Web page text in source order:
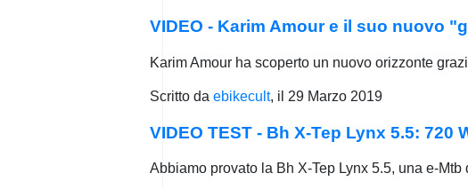
VIDEO - Karim Amour e il suo nuovo
Karim Amour ha scoperto un nuovo orizzonte
Scritto da ebikecult, il 29 Marzo 2019
VIDEO TEST - Bh X-Tep Lynx 5.5: 720
Abbiamo provato la Bh X-Tep Lynx 5.5, una e-